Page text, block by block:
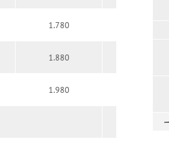
1.780
1.880
1.980